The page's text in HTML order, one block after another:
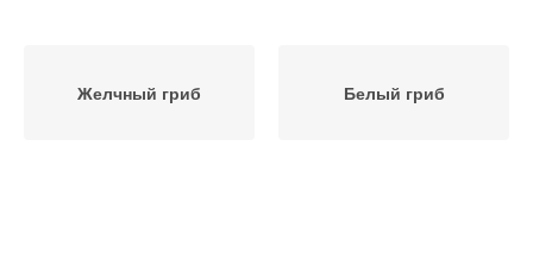
Желчный гриб Белый гриб